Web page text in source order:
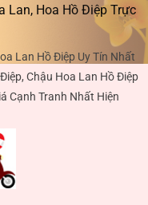
Lan, Hoa Hồ Điệp Trực
Lan Hồ Điệp Uy Tín Nhất
Chậu Hoa Lan Hồ Điệp
Cạnh Tranh Nhất Hiện